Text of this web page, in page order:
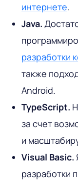
интернете.
Java.
разработки
также
Android.
TypeScript.
за счет
и
Visual Basic.
разработки